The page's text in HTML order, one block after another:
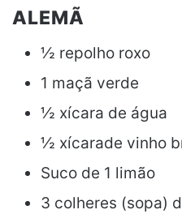
½ repolho roxo
1 maçã verde
½ xícara de água
½ xícarade vinho
Suco de 1 limão
3 colheres (sopa)